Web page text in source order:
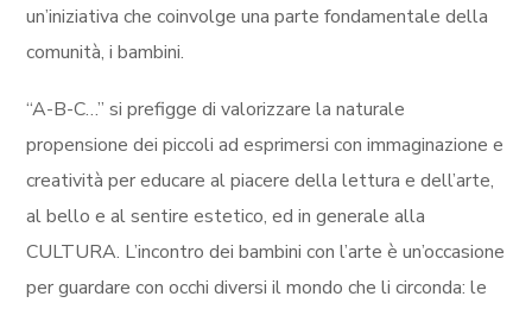
un’iniziativa che coinvolge una parte fondamentale della
comunità, i bambini.
“A-B-C…” si prefigge di valorizzare la naturale
propensione dei piccoli ad esprimersi con immaginazione e
creatività per educare al piacere della lettura e dell’arte,
al bello e al sentire estetico, ed in generale alla
CULTURA. L’incontro dei bambini con l’arte è un’occasione
per guardare con occhi diversi il mondo che li circonda: le